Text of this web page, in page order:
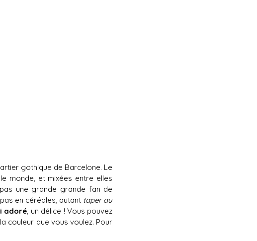
gothique de Barcelone. Le
monde, et mixées entre elles
une grande grande fan de
en céréales, autant taper au
adoré, un délice ! Vous pouvez
couleur que vous voulez. Pour